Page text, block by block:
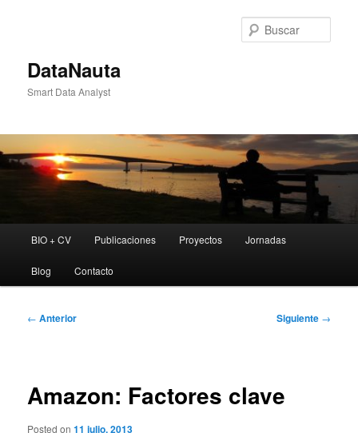
DataNauta
Smart Data Analyst
principal
BIO + CV Publicaciones Proyectos Jornadas
Blog Contacto
Navegación
← Anterior Siguiente →
Amazon: Factores clave
Posted on11 julio, 2013